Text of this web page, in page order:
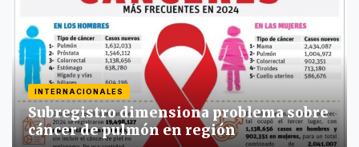
INTERNACIONALES
Subregistro dimensiona problema sobre
cáncer de pulmón en región